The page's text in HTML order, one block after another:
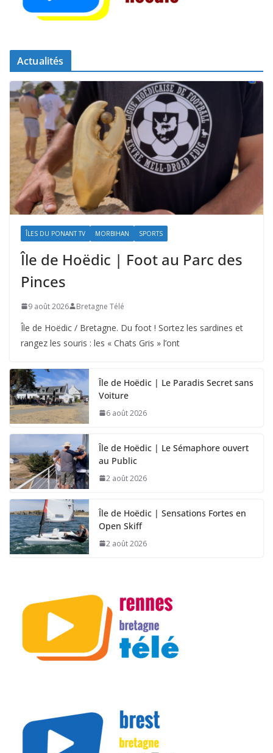
Actualités
ÎLES DU PONANT TV MORBIHAN SPORTS
Île de Hoëdic | Foot au Parc des
Pinces
9 août 2026 Bretagne Télé
Île de Hoëdic / Bretagne. Du foot ! Sortez les sardines et
rangez les souris : les « Chats Gris » l’ont
Île de Hoëdic | Le Paradis Secret sans
Voiture
6 août 2026
Île de Hoëdic | Le Sémaphore ouvert
au Public
2 août 2026
Île de Hoëdic | Sensations Fortes en
Open Skiff
2 août 2026